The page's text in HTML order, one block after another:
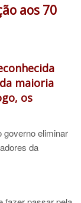
aos 70
maioria
os
governo eliminar
da